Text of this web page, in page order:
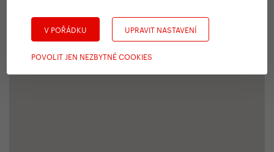
V POŘÁDKU UPRAVIT NASTAVENÍ
POVOLIT JEN NEZBYTNÉ COOKIES